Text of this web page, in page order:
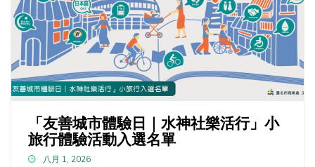
「友善城市體驗日｜水神社樂活行」小
旅行體驗活動入選名單
八月 1, 2026